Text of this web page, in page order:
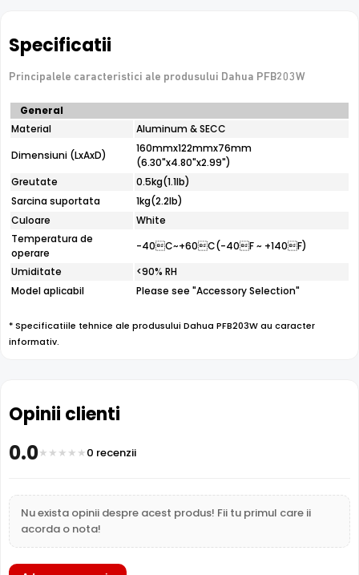
Dimensiuni (LxAxI):
•Greutate suport:
• Greutate maximă susținută:
1 kg
Culoare:
•Temperatură de operare:-40°C până la +60°C
•Umiditate:
* Imaginile, stocul si specificatiile tehnice pentru produsul Dahua
PFB203W au caracter informativ si pot contine erori sau accesorii care nu
sunt incluse in pachetul standard al produsului. Acestea pot fi schimbate
fara instiintare prealabila si nu constituie obligativitate contractuala. Va
stam oricand la dispozitie pentru eventuale clarificari.
Compara cu produse asemanatoare
Tabel comparativ generat automat pe baza categoriei si
features.
Caracteristica
Dahua PFB203W
Categorie
subcategorie
Suporti perete
perete
Garantie
24 luni 24 luni
Specificatii
Principalele caracteristici ale produsului Dahua PFB203W
Specificatii
tehnice
Dahua
PFB203W
General
Material
Aluminum & SECC
Dimensiuni (LxAxD)
160mmx122mmx76mm
(6.30"x4.80"x2.99")
Greutate
0.5kg(1.1lb)
Sarcina suportata
1kg(2.2lb)
Culoare
White
Temperatura de
operare
-40C~+60C(-40F ~ +140F)
Umiditate
<90% RH
Model aplicabil
Please see "Accessory Selection"
* Specificatiile tehnice ale produsului Dahua PFB203W au caracter
informativ.
Opinii clienti
0.0 0 recenzii
Nu exista opinii despre acest produs! Fii tu primul care ii
acorda o nota!